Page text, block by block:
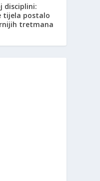
disciplini:
tijela postalo
tretmana